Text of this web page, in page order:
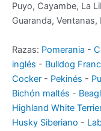
Puyo, Cayambe, La
Guaranda,
Razas: Pomerania -
inglés - Bulldog
Cocker - Pekinés -
Bichón maltés -
Highland White
Husky Siberiano -